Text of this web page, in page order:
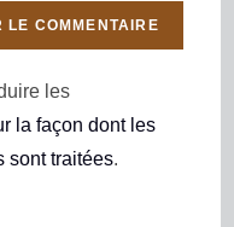
les
la façon dont les
sont traitées.